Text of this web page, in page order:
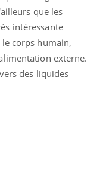
que les
intéressante
le corps humain,
externe.
des liquides